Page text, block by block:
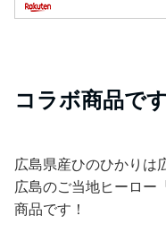
コラボ商品で
広島県産ひのひかりは
広島のご当地ヒーロー
商品です！